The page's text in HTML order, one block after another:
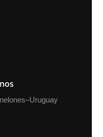
– Uruguay